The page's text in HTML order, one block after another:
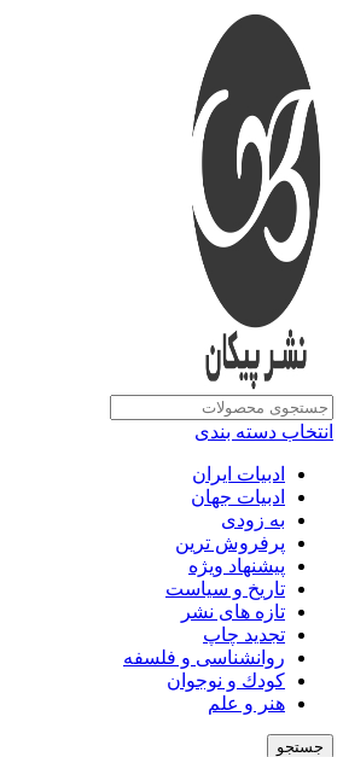
انتخاب دسته بندی
ادبیات ایران
ادبیات جهان
به زودی
پرفروش ترین
پیشنهاد ویژه
تاریخ و سیاست
تازه های نشر
تجدید چاپ
روانشناسی و فلسفه
کودك و نوجوان
هنر و علم
جستجو